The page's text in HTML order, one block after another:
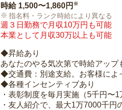
時給 1,500〜1,860円 ※
指名料・ランク時給により異なる
週３日勤務で月収10万円も可能
本業として月収30万以上も可能
◆昇給あり
あなたのやる気次第で時給アップ
◆交通費：別途支給。お客様によ
◆各種インセンティブあり
・表彰制度を毎月実施（5千円〜1
・友人紹介で、最大1万7000千円